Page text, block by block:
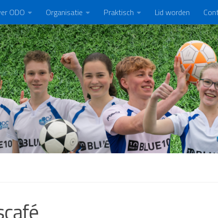
ODO Organisatie Praktisch Lid worden